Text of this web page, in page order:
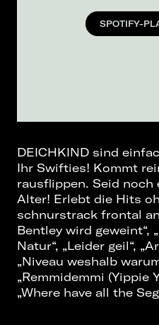
SPOTIFY-
DEICHKIND sind
Ihr Swifties! Kommt
rausflippen. Seid noch
Alter! Erlebt die Hits
schnurstrack frontal
Bentley wird geweint“,
Natur“, „Leider geil“,
„Niveau weshalb
„Remmidemmi (Yippie
„Where have all the